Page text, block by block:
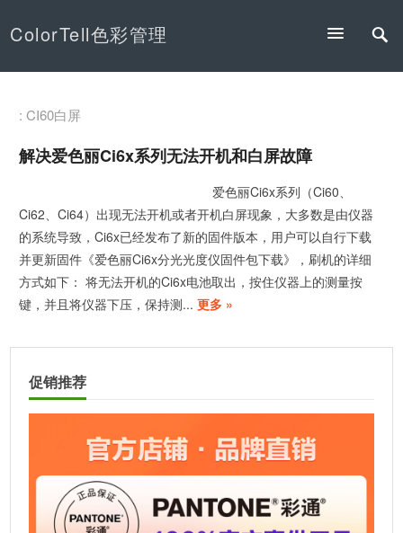
ColorTell色彩管理
: CI60白屏
解决爱色丽Ci6x系列无法开机和白屏故障
爱色丽Ci6x系列（Ci60、
Ci62、Ci64）出现无法开机或者开机白屏现象，大多数是由仪器
的系统导致，Ci6x已经发布了新的固件版本，用户可以自行下载
并更新固件《爱色丽Ci6x分光光度仪固件包下载》，刷机的详细
方式如下： 将无法开机的Ci6x电池取出，按住仪器上的测量按
键，并且将仪器下压，保持测...更多 »
促销推荐